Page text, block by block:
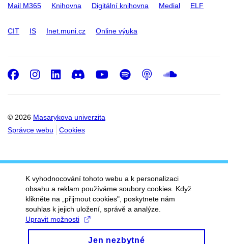
Mail M365 Knihovna Digitální knihovna Medial ELF
CIT IS Inet.muni.cz Online výuka
© 2026 Masarykova univerzita
Správce webu
Cookies
Facebook
Instagram
LinkedIn
DiscordYoutube
Spotify
Podcast
K vyhodnocování tohoto webu a k personalizaci
obsahu a reklam používáme soubory cookies. Když
klikněte na „přijmout cookies", poskytnete nám
souhlas k jejich uložení, správě a analýze.
Upravit možnosti
Jen nezbytné